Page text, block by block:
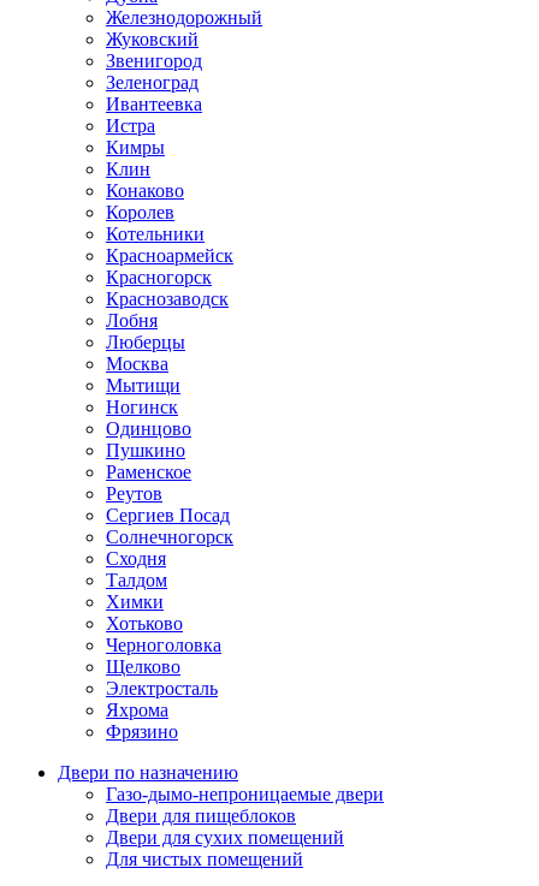
Железнодорожный
Жуковский
Звенигород
Зеленоград
Ивантеевка
Истра
Кимры
Клин
Конаково
Королев
Котельники
Красноармейск
Красногорск
Краснозаводск
Лобня
Люберцы
Москва
Мытищи
Ногинск
Одинцово
Пушкино
Раменское
Реутов
Сергиев Посад
Солнечногорск
Сходня
Талдом
Химки
Хотьково
Черноголовка
Щелково
Электросталь
Яхрома
Фрязино
Двери по назначению
Газо-дымо-непроницаемые двери
Двери для пищеблоков
Двери для сухих помещений
Для чистых помещений